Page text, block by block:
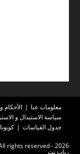
معلومات عنا
سياسة الاستبدال و
جدول القياسات
رباب نت